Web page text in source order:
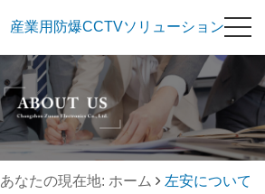
産業用防爆CCTVソリューション
あなたの現在地: ホーム 左安について